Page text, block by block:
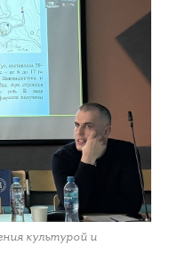
культурой и